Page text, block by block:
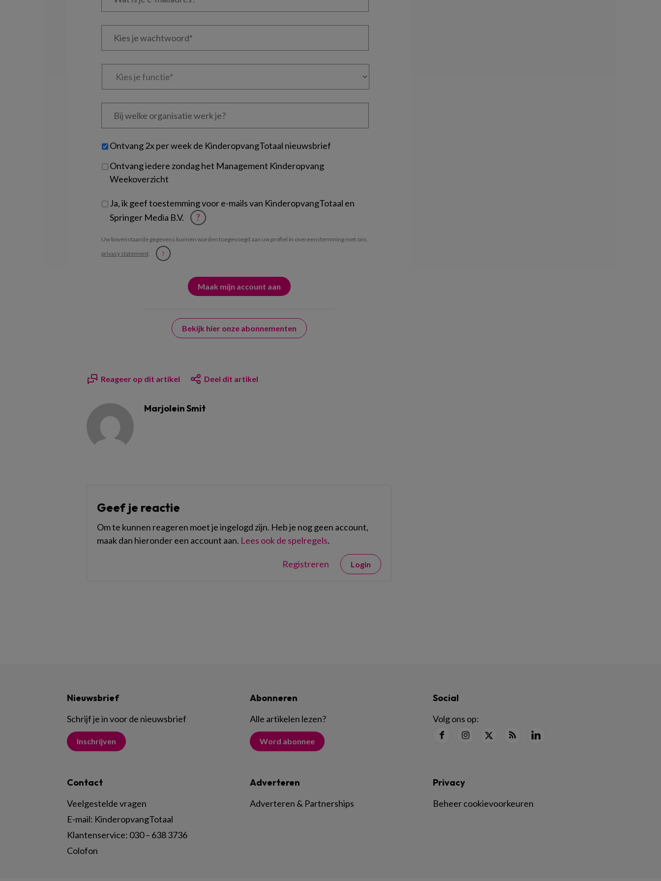
Kies
Kies
Bij
welke
je?
Untitled
Ontvang 2x per week de KinderopvangTotaal nieuwsbrief
Ontvang iedere zondag het Management Kinderopvang
Weekoverzicht
Ja, ik geef toestemming voor e-mails van KinderopvangTotaal en
Springer Media B.V.
?
Uw bovenstaande gegevens kunnen worden toegevoegd aan uw profiel in overeenstemming met ons
privacy statement. ?
Bekijk hier onze abonnementen
Reageer op dit artikel Deel dit artikel
Marjolein Smit
Geef je reactie
Om te kunnen reageren moet je ingelogd zijn. Heb je nog geen account,
maak dan hieronder een account aan. Lees ook de spelregels.
Registreren Login
Nieuwsbrief
Schrijf je in voor de nieuwsbrief
Inschrijven
Abonneren
Alle artikelen lezen?
Word abonnee
Social
Volg ons op:
Contact
Veelgestelde vragen
E-mail: KinderopvangTotaal
Klantenservice: 030 – 638 3736
Colofon
Adverteren
Adverteren & Partnerships
Privacy
Beheer cookievoorkeuren